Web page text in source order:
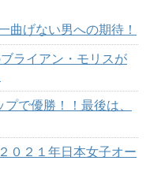
曲げない男への期待！
ライアン・モリスが
で優勝！！最後は、
０２１年日本女子オー